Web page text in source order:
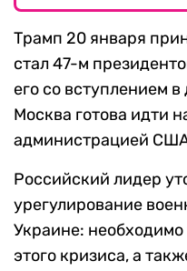
Трамп 20 января
стал 47-м
его со вступлением
Москва готова идти
администрацией
Российский лидер
урегулирование
Украине:
этого кризиса, а